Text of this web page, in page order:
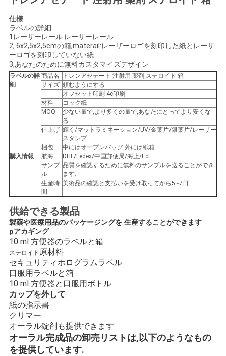
絡
し
な
さ
い
ー
場
合
地
図
PRIVACY
POLICY
仕様
ラベルの詳細
1レーザーレール レーザーレール
2, 6x2,5x2,5cmの箱,materail:レーザーロゴを刻印した紙とレーザ
ーロゴを刻印していない紙
3,あなたのために無料カスタマイズデザイン
ラベルの詳
細
商品名
トレンアセテート 注射用 薬剤 ステロイド 箱
サイズ 頼むようにする
オフセット印刷 4c印刷
材料
コック紙
MOQ
少ない量で,より多くの量で,あなたにとってより安くな
る
仕上げ 輝く/マットラミネーション/UV/金葉片/銀葉片/レーザー
スタンプ
梱包
中にはオープンバッグ 外には紙箱
購入情報
航海
DHL/Fedex/中国郵便局/海上/Ect
サンプ
ル
品質を確認するために無料のサンプルを送ることができ
ます.
生産時
間
美術品の確認と支払いを受け取ってから5~7日
供給できる製品
製薬や医療用品のパッケージングを 生産することができます
pアカギング
10 ml 方便器のラベルと箱
ステロイド原材料
セキュリティホログラムラベル
口服用ラベルと箱
10 ml 方便器と口服用ボトル
カップを外して
紙の指示書
クリマー
オーラル錠剤も提供できます
オーラル完成品の卸売リストは,以下のようなもの
を提供しています.